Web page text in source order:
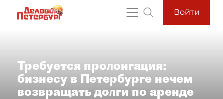
Войти
Требуется пролонгация:
бизнесу в Петербурге нечем
возвращать долги по аренде